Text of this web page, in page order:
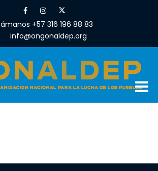
+57 316 196 88 83
info@ongonaldep.org